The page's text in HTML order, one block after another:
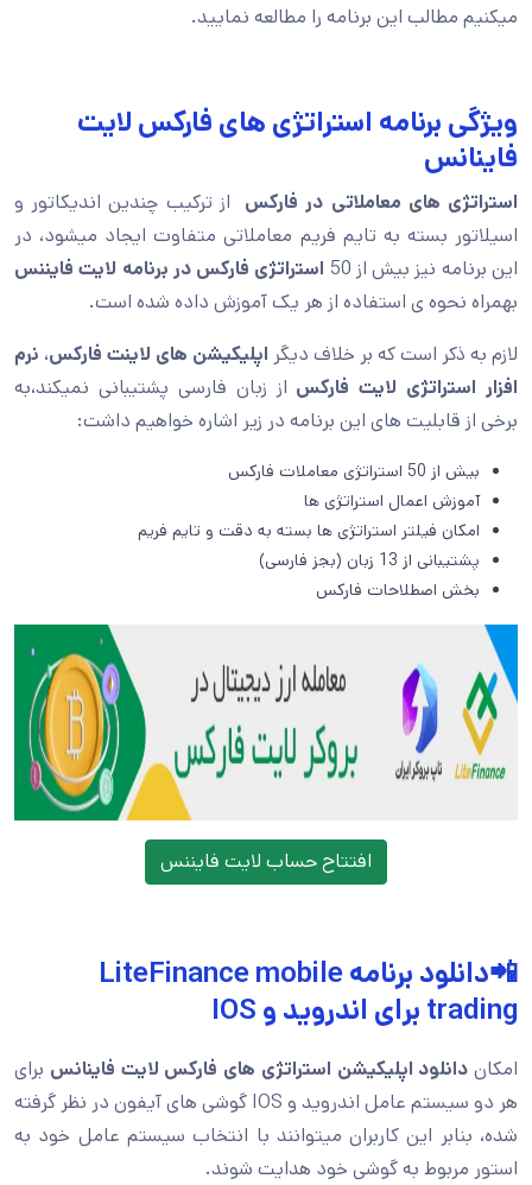
میکنیم مطالب این برنامه را مطالعه نمایید.
ویژگی برنامه استراتژی های فارکس لایت
فاینانس
استراتژی های معاملاتی در فارکس از ترکیب چندین اندیکاتور و
اسیلاتور بسته به تایم فریم معاملاتی متفاوت ایجاد میشود، در
این برنامه نیز بیش از 50
استراتژی فارکس در برنامه لایت فایننس
بهمراه نحوه ی استفاده از هر یک آموزش داده شده است.
لازم به ذکر است که بر خلاف دیگر اپلیکیشن های لاینت فارکس، نرم
افزار استراتژی لایت فارکس از زبان فارسی پشتیبانی نمیکند،به
برخی از قابلیت های این برنامه در زیر اشاره خواهیم داشت:
بیش از 50 استراتژی معاملات فارکس
آموزش اعمال استراتژی ها
امکان فیلتر استراتژی ها بسته به دقت و تایم فریم
پشتیبانی از 13 زبان (بجز فارسی)
بخش اصطلاحات فارکس
افتتاح حساب لایت فایننس
📲دانلود برنامه LiteFinance mobile
trading برای اندروید و IOS
امکان دانلود اپلیکیشن استراتژی های فارکس لایت فاینانس برای
هر دو سیستم عامل اندروید و IOS گوشی های آیفون در نظر گرفته
شده، بنابر این کاربران میتوانند با انتخاب سیستم عامل خود به
استور مربوط به گوشی خود هدایت شوند.